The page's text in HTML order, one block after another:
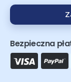
Bezpieczna